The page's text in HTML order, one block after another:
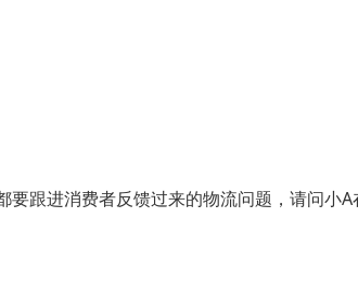
要跟进消费者反馈过来的物流问题，请问小